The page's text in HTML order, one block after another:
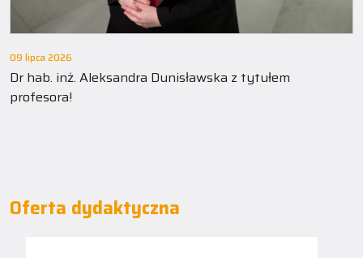
09 lipca 2026
Dr hab. inż. Aleksandra Dunisławska z tytułem
profesora!
Oferta dydaktyczna